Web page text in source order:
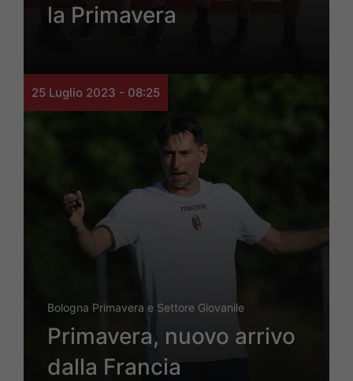
la Primavera
25 Luglio 2023 - 08:25
Bologna Primavera e Settore Giovanile
Primavera, nuovo arrivo
dalla Francia